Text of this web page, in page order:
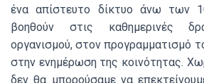
ένα απίστευτο δίκτυο άνω των
βοηθούν στις καθημερινές
οργανισμού, στον προγραμματισμό
στην ενημέρωση της κοινότητας.
δεν θα μπορούσαμε να